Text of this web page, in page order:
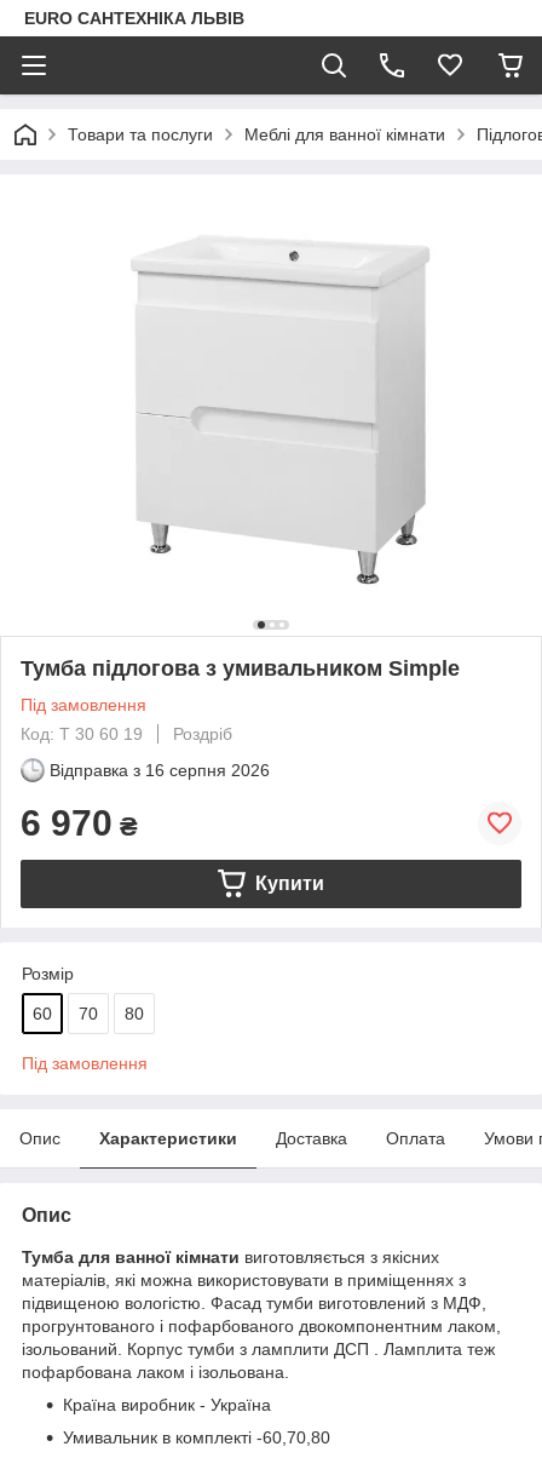
EURO САНТЕХНІКА ЛЬВІВ
Товари та послуги Меблі для ванної кімнати
Тумба підлогова з умивальником Simple
Під замовлення
Код: Т 30 60 19
Роздріб
Відправка з 16 серпня 2026
6 970 ₴
Купити
Розмір
60 70 80
Під замовлення
Опис Характеристики Доставка Оплата Умови
Опис
Тумба для ванної кімнати виготовляється з якісних
матеріалів, які можна використовувати в приміщеннях з
підвищеною вологістю. Фасад тумби виготовлений з МДФ,
прогрунтованого і пофарбованого двокомпонентним лаком,
ізольований. Корпус тумби з ламплити ДСП . Ламплита теж
пофарбована лаком і ізольована.
Країна виробник - Україна
Умивальник в комплекті -60,70,80